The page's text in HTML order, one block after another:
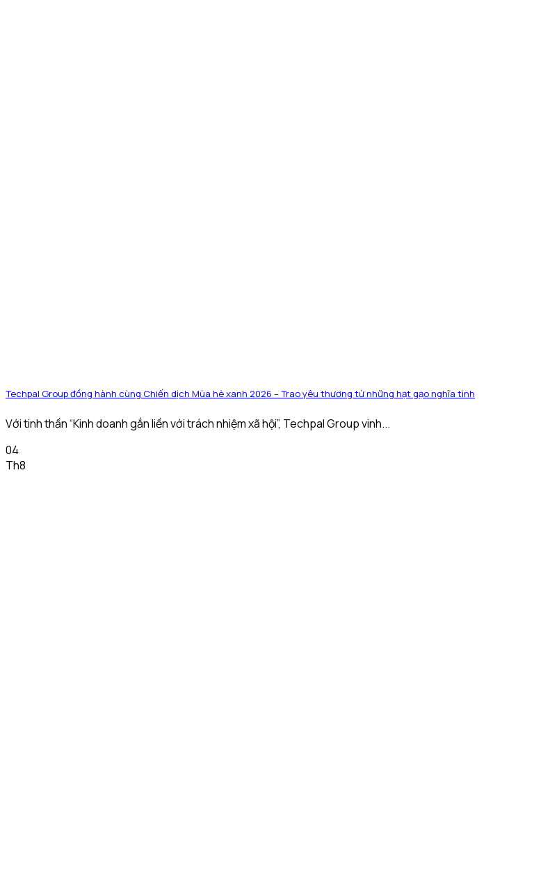
Techpal Group đồng hành cùng Chiến dịch Mùa hè xanh 2026 – Trao yêu thương từ những hạt gạo nghĩa tình
Với tinh thần “Kinh doanh gắn liền với trách nhiệm xã hội”, Techpal Group vinh...
04
Th8